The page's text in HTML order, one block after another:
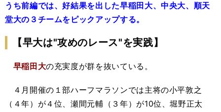
うち前編では、好結果を出した早稲田大、中央大、順天
堂大の３チームをピックアップする。
【早大は"攻めのレース"を実践】
早稲田大の充実度が群を抜いている。
４月開催の１部ハーフマラソンでは主将の小平敦之
（４年）が４位、瀬間元輔（３年）が10位、堀野正太